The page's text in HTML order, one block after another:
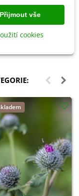
do košíku
hnojivo na ovocné
400 g
Přijmout vše
cookies